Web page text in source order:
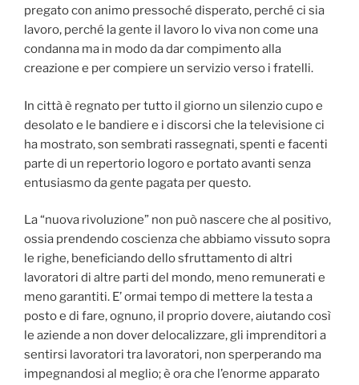
pregato con animo pressoché disperato, perché ci sia
lavoro, perché la gente il lavoro lo viva non come una
condanna ma in modo da dar compimento alla
creazione e per compiere un servizio verso i fratelli.
In città è regnato per tutto il giorno un silenzio cupo e
desolato e le bandiere e i discorsi che la televisione ci
ha mostrato, son sembrati rassegnati, spenti e facenti
parte di un repertorio logoro e portato avanti senza
entusiasmo da gente pagata per questo.
La “nuova rivoluzione” non può nascere che al positivo,
ossia prendendo coscienza che abbiamo vissuto sopra
le righe, beneficiando dello sfruttamento di altri
lavoratori di altre parti del mondo, meno remunerati e
meno garantiti. E’ ormai tempo di mettere la testa a
posto e di fare, ognuno, il proprio dovere, aiutando così
le aziende a non dover delocalizzare, gli imprenditori a
sentirsi lavoratori tra lavoratori, non sperperando ma
impegnandosi al meglio; è ora che l’enorme apparato